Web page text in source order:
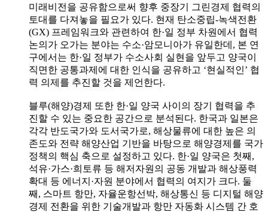
미래비전을 공유함으로써 향후 중장기 그린경제 협력의
토대를 다져놓을 필요가 있다. 현재 탄소중립-녹색전환
(GX) 프레임워크와 관련하여 한·일 정부 차원에서 협력
논의가 오가는 분야는 수소·암모니아가 유일한데, 본 연
구에서는 한·일 정부가 수소사회 실현을 앞두고 양국이
직면한 공통과제에 대한 인식을 공유하고 ‘현실적인’ 협
력 의제를 추진할 것을 제언한다.
블루(해양)경제 또한 한·일 양국 사이의 장기 협력을 추
진할 수 있는 중요한 공간으로 분석된다. 한국과 일본은
각각 반도국가와 도서국가로, 해상물류에 대한 높은 의
존도와 전략 해양산업 기반을 바탕으로 해양경제를 국가
정책의 핵심 축으로 설정하고 있다. 한·일 양국은 첫째,
석유·가스·희토류 등 해저자원의 공동 개발과 해상풍력
확대 등 에너지·자원 분야에서 협력의 여지가 크다. 둘
째, 스마트 항만, 자율운항선박, 해상통신 등 디지털 해양
경제 전환을 위한 기술개발과 항만 자동화 시스템 간 호